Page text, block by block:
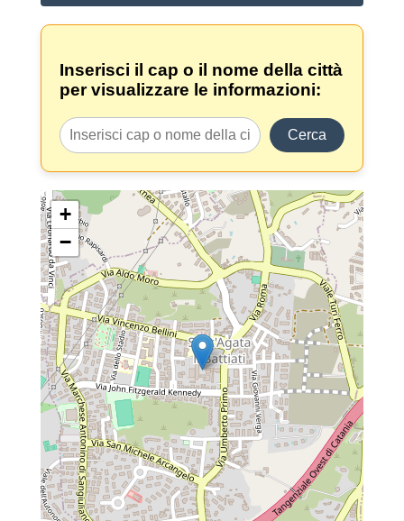
Inserisci il cap o il nome della città
per visualizzare le informazioni:
Cerca
+
−